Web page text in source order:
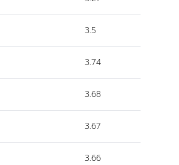
3.5
3.74
3.68
3.67
3.66